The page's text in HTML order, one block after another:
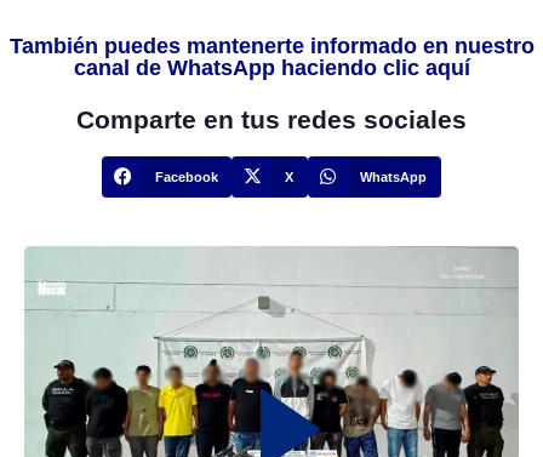
También puedes mantenerte informado en nuestro
canal de WhatsApp haciendo clic aquí
Comparte en tus redes sociales
Facebook X WhatsApp